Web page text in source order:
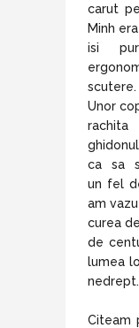
carut
Minh
isi
scutere.
Unor
ca sa
un fel
am
curea
de
lumea
nedrept.
Citeam